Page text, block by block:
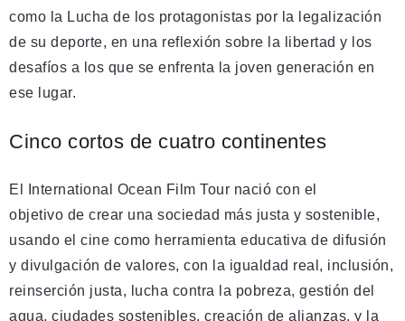
como la Lucha de los protagonistas por la legalización
de su deporte, en una reflexión sobre la libertad y los
desafíos a los que se enfrenta la joven generación en
ese lugar.
Cinco cortos de cuatro continentes
El International Ocean Film Tour nació con el
objetivo de crear una sociedad más justa y sostenible,
usando el cine como herramienta educativa de difusión
y divulgación de valores, con la igualdad real, inclusión,
reinserción justa, lucha contra la pobreza, gestión del
agua, ciudades sostenibles, creación de alianzas, y la